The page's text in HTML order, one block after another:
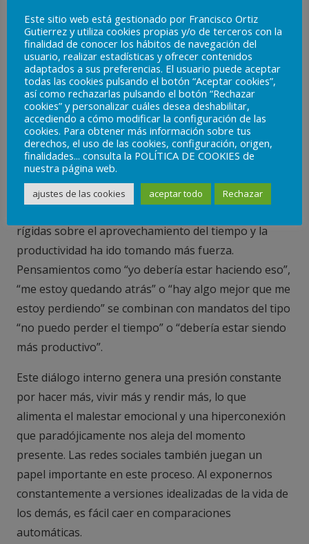
de ansiedad y estrés.
La ansiedad de no estar
donde querrías
Desde la aparición de internet, y posteriormente con
la IA (inteligencia artificial) se ha ido conformando
una sensación de tener el acceso prácticamente a
cualquier información simplemente con un clic. De
rígidas sobre el aprovechamiento del tiempo y la
productividad ha ido tomando más fuerza.
Pensamientos como “yo debería estar haciendo eso”,
“me estoy quedando atrás” o “hay algo mejor que me
estoy perdiendo” se combinan con mandatos del tipo
“no puedo perder el tiempo” o “debería estar siendo
más productivo”.
Este diálogo interno genera una presión constante
por hacer más, vivir más y rendir más, lo que
alimenta el malestar emocional y una hiperconexión
que paradójicamente nos aleja del momento
presente. Las redes sociales también juegan un
papel importante en este proceso. Al exponernos
constantemente a versiones idealizadas de la vida de
los demás, es fácil caer en comparaciones
automáticas.
Este sitio web está gestionado por Francisco Ortiz
Gutierrez y utiliza cookies propias y/o de terceros con la
finalidad de conocer los hábitos de navegación del
usuario, realizar estadísticas y ofrecer contenidos
adaptados a sus preferencias. El usuario puede aceptar
todas las cookies pulsando el botón “Aceptar cookies”,
así como rechazarlas pulsando el botón “Rechazar
cookies” y personalizar cuáles desea deshabilitar,
accediendo a cómo modificar la configuración de las
cookies. Para obtener más información sobre tus
derechos, el uso de las cookies, configuración, origen,
finalidades... consulta la POLÍTICA DE COOKIES de
nuestra página web.
ajustes de las cookies aceptar todo Rechazar